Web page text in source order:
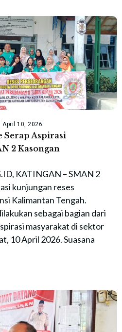
April 10, 2026
Serap Aspirasi
2 Kasongan
KATINGAN – SMAN 2
kunjungan reses
Kalimantan Tengah.
sebagai bagian dari
masyarakat di sektor
10 April 2026. Suasana